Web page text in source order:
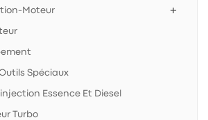
Moteur
Spéciaux
Essence Et Diesel
Turbo